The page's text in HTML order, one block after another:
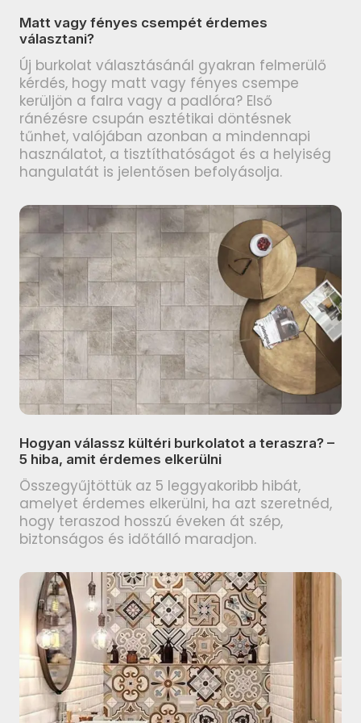
PARADYZ Modul termékcsalád
PARADYZ Harmony termékcsalád
PARADYZ Feelings termékcsalád
PARADYZ Memories termékcsalád
PARADYZ Synergy Nero
termékcsalád
PARADYZ Emilly Beige
termékcsalád
PARADYZ Freedom termékcsalád
PARADYZ Illusion termékcsalád
PARADYZ Ideal termékcsalád
PARADYZ Nightwish termékcsalád
PARADYZ Happiness termékcsalád
PARADYZ Sunlight Sand
termékcsalád
PARADYZ Fancy termékcsalád
PARADYZ Porcelano termékcsalád
PARADYZ Afternoon termékcsalád
PARADYZ Woodskin termékcsalád
PARADYZ Pure City termékcsalád
PARADYZ Hope termékcsalád
PARADYZ Effect termékcsalád
termékcsalád
TUBADZIN Torano termékcsalád
TUBADZIN Massa termékcsalád
TUBADZIN Marmo D’oro
termékcsalád
TUBADZIN Mountain Ash
TUBADZIN Patina Plate
termékcsalád
TUBADZIN Aquamarine
termékcsalád
TUBADZIN Industrio termékcsalád
TUBADZIN Onice Bianco
termékcsalád
TUBADZIN Grand Cave
TUBADZIN Grey Pulpis
termékcsalád
TUBADZIN Amber Vein
termékcsalád
termékcsalád
ARTÉ Luno termékcsalád
ARTÉ Shellstone White
termékcsalád
ARTÉ Nakano termékcsalád
Matt vagy fényes csempét érdemes
választani?
Új burkolat választásánál gyakran felmerülő
kérdés, hogy matt vagy fényes csempe
kerüljön a falra vagy a padlóra? Első
ránézésre csupán esztétikai döntésnek
tűnhet, valójában azonban a mindennapi
használatot, a tisztíthatóságot és a helyiség
hangulatát is jelentősen befolyásolja.
Hogyan válassz kültéri burkolatot a teraszra? –
5 hiba, amit érdemes elkerülni
Összegyűjtöttük az 5 leggyakoribb hibát,
amelyet érdemes elkerülni, ha azt szeretnéd,
hogy teraszod hosszú éveken át szép,
biztonságos és időtálló maradjon.